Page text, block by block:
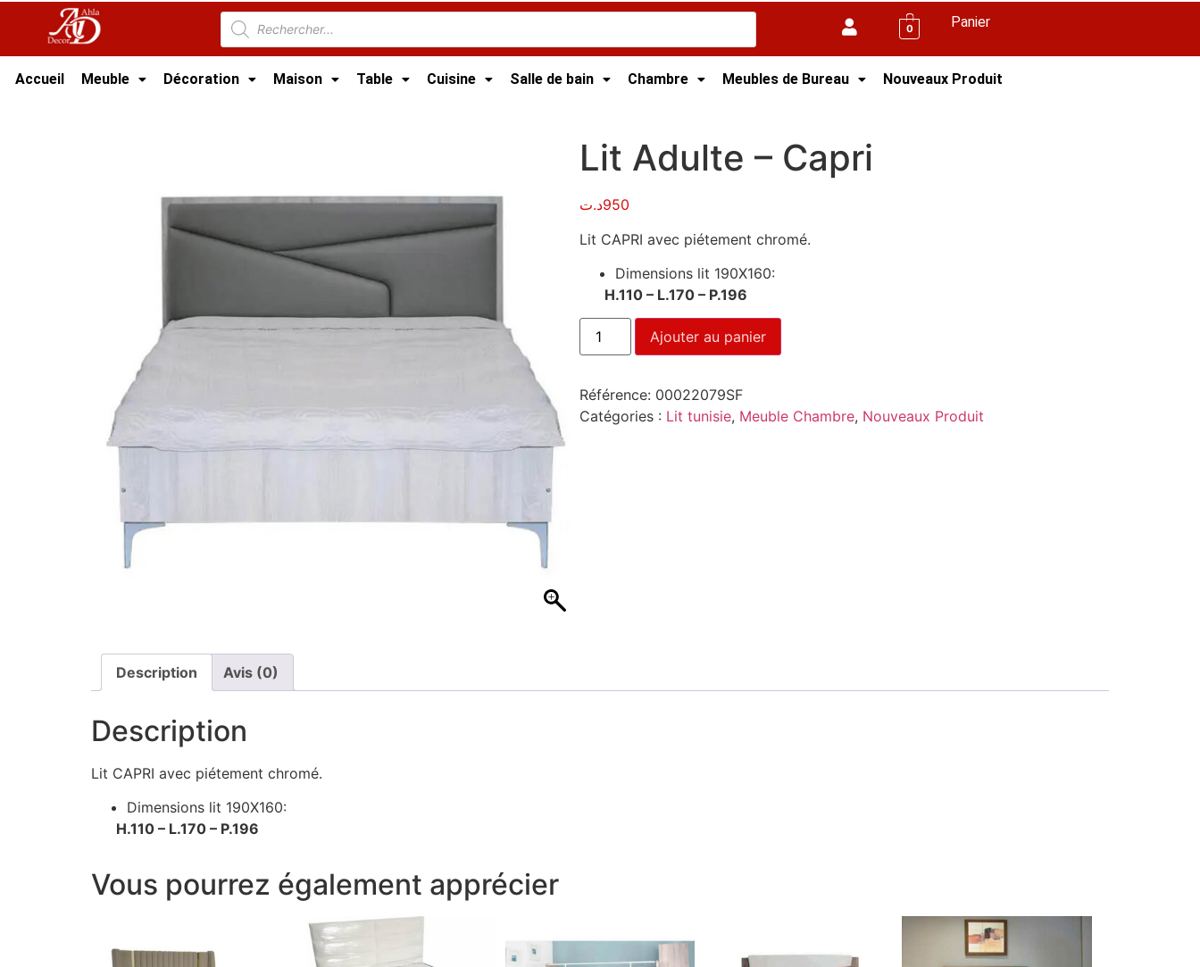
0 Panier
Accueil Meuble Décoration Maison Table Cuisine Salle de bain Chambre Meubles de Bureau Nouveaux Produit
Lit Adulte – Capri
950د.ت
Lit CAPRI avec piétement chromé.
Dimensions lit 190X160:
H.110 – L.170 – P.196
Ajouter au panier
Référence: 00022079SF
Catégories : Lit tunisie, Meuble Chambre, Nouveaux Produit
Description Avis (0)
Description
Lit CAPRI avec piétement chromé.
Dimensions lit 190X160:
H.110 – L.170 – P.196
Vous pourrez également apprécier